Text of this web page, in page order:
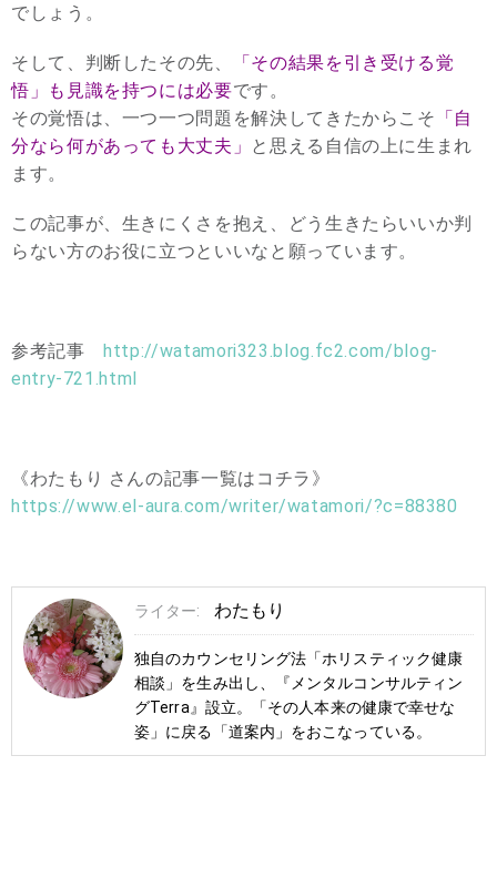
でしょう。
そして、判断したその先、
「その結果を引き受ける覚
悟」も見識を持つには必要です。
その覚悟は、一つ一つ問題を解決してきたからこそ 「自
分なら何があっても大丈夫」 と思える自信の上に生まれ
ます。
この記事が、生きにくさを抱え、どう生きたらいいか判
らない方のお役に立つといいなと願っています。
参考記事http://watamori323.blog.fc2.com/blog-
entry-721.html
《わたもり さんの記事一覧はコチラ》
https://www.el-aura.com/writer/watamori/?c=88380
ライター: わたもり
独自のカウンセリング法「ホリスティック健康
相談」を生み出し、『メンタルコンサルティン
グTerra』設立。「その人本来の健康で幸せな
姿」に戻る「道案内」をおこなっている。